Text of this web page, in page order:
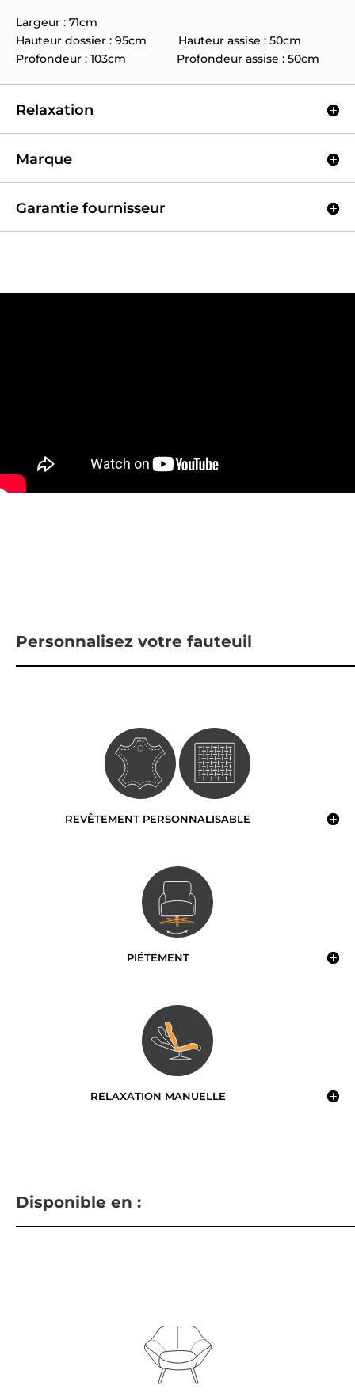
Largeur : 71cm
Hauteur dossier : 95cm Hauteur assise : 50cm
Profondeur : 103cm Profondeur assise : 50cm
Relaxation
Marque
Garantie fournisseur
Personnalisez votre fauteuil
REVÊTEMENT PERSONNALISABLE
PIÉTEMENT
RELAXATION MANUELLE
Disponible en :